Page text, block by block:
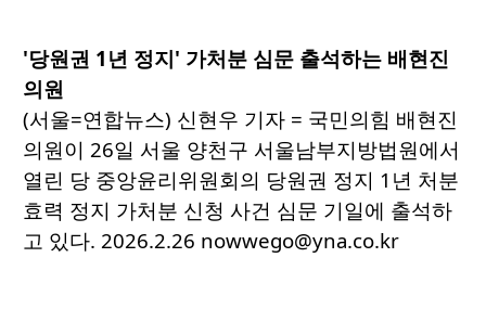
'당원권 1년 정지' 가처분 심문 출석하는 배현진
의원
(서울=연합뉴스) 신현우 기자 = 국민의힘 배현진
의원이 26일 서울 양천구 서울남부지방법원에서
열린 당 중앙윤리위원회의 당원권 정지 1년 처분
효력 정지 가처분 신청 사건 심문 기일에 출석하
고 있다. 2026.2.26 nowwego@yna.co.kr